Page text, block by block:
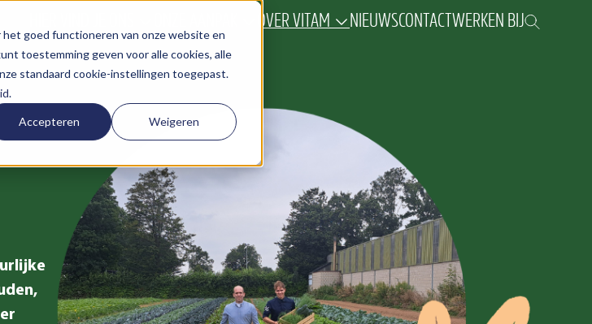
goed functioneren van onze website en
toestemming geven voor alle cookies, alle
standaard cookie-instellingen toegepast.
.
Accepteren Weigeren
OVER VITAM NIEUWSCONTACTWERKEN BIJ